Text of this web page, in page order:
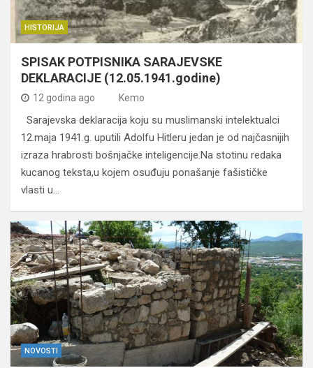
HISTORIJA
SPISAK POTPISNIKA SARAJEVSKE
DEKLARACIJE (12.05.1941.godine)
12 godina ago Kemo
Sarajevska deklaracija koju su muslimanski intelektualci
12.maja 1941.g. uputili Adolfu Hitleru jedan je od najčasnijih
izraza hrabrosti bošnjačke inteligencije.Na stotinu redaka
kucanog teksta,u kojem osuđuju ponašanje fašističke
vlasti u…
NOVOSTI